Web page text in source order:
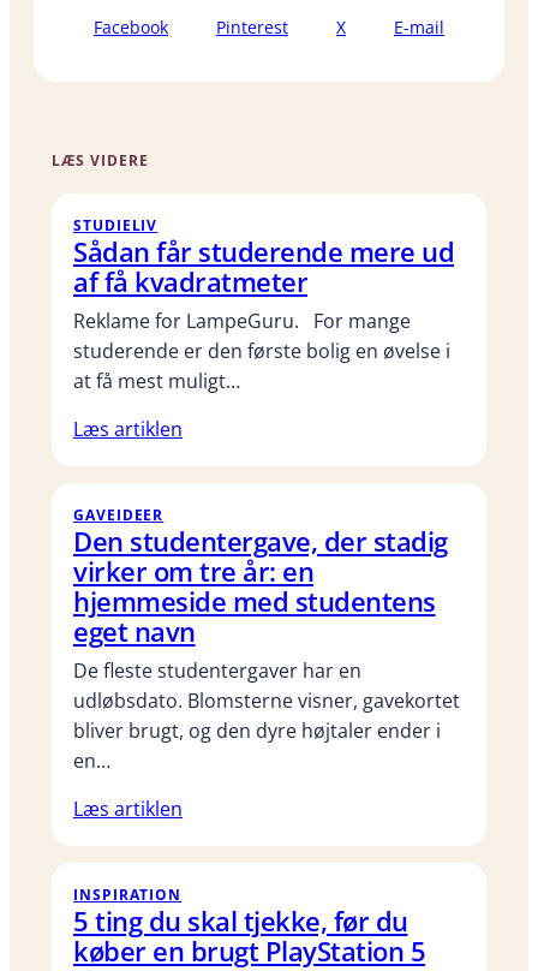
Facebook Pinterest X E-mail
LÆS VIDERE
STUDIELIV
Sådan får studerende mere ud
af få kvadratmeter
Reklame for LampeGuru. For mange
studerende er den første bolig en øvelse i
at få mest muligt…
Læs artiklen
GAVEIDEER
Den studentergave, der stadig
virker om tre år: en
hjemmeside med studentens
eget navn
De fleste studentergaver har en
udløbsdato. Blomsterne visner, gavekortet
bliver brugt, og den dyre højtaler ender i
en…
Læs artiklen
INSPIRATION
5 ting du skal tjekke, før du
køber en brugt PlayStation 5